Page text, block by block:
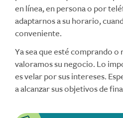
en línea, en persona o por
adaptarnos a su horario,
conveniente.
Ya sea que esté comprando
valoramos su negocio. Lo
es velar por sus intereses.
a alcanzar sus objetivos de